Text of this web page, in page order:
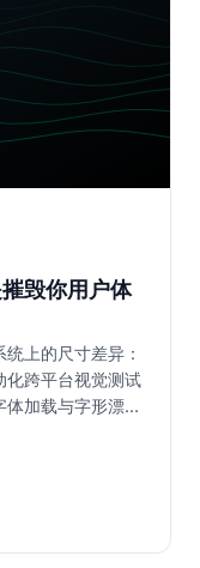
毁你用户体
上的尺寸差异：
化跨平台视觉测试
加载与字形漂移